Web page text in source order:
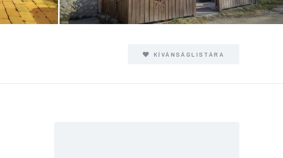
KÍVÁNSÁGLISTÁRA